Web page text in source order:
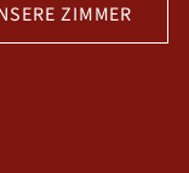
ZIMMER